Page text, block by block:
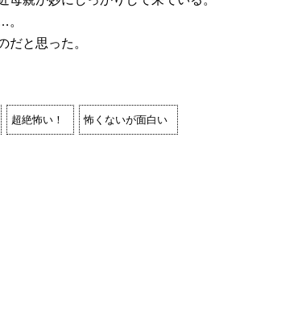
。
だと思った。
超絶怖い！ 怖くないが面白い